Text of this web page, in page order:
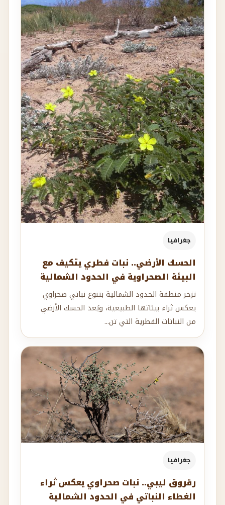
جغرافيا
الحسك الأرضي.. نبات فطري يتكيف مع
البيئة الصحراوية في الحدود الشمالية
تزخر منطقة الحدود الشمالية بتنوع نباتي صحراوي
يعكس ثراء بيئاتها الطبيعية، ويُعد الحسك الأرضي
من النباتات الفطرية التي تن...
جغرافيا
رقروق ليبي.. نبات صحراوي يعكس ثراء
الغطاء النباتي في الحدود الشمالية